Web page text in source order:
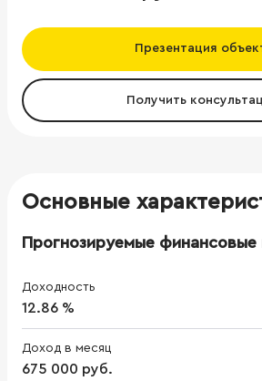
Презентация
Получить
Основные
Прогнозируемые финансовые
Доходность
12.86 %
Доход в месяц
675 000 руб.